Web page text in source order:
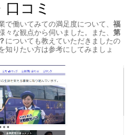
コミ
働いてみての満足度について、 福
々な観点から伺いました。また、 第
についても教えていただきましたの
知りたい方は参考にしてみましょ